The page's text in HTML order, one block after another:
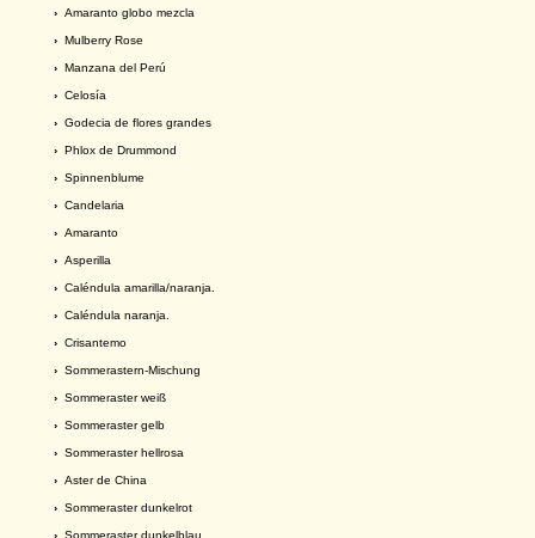
› Amaranto globo mezcla
› Mulberry Rose
› Manzana del Perú
› Celosía
› Godecia de flores grandes
› Phlox de Drummond
› Spinnenblume
› Candelaria
› Amaranto
› Asperilla
› Caléndula amarilla/naranja.
› Caléndula naranja.
› Crisantemo
› Sommerastern-Mischung
› Sommeraster weiß
› Sommeraster gelb
› Sommeraster hellrosa
› Aster de China
› Sommeraster dunkelrot
› Sommeraster dunkelblau